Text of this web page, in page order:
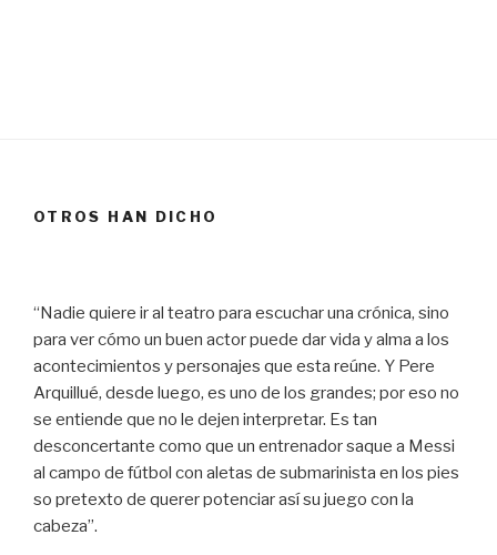
OTROS HAN DICHO
“Nadie quiere ir al teatro para escuchar una crónica, sino
para ver cómo un buen actor puede dar vida y alma a los
acontecimientos y personajes que esta reúne. Y Pere
Arquillué, desde luego, es uno de los grandes; por eso no
se entiende que no le dejen interpretar. Es tan
desconcertante como que un entrenador saque a Messi
al campo de fútbol con aletas de submarinista en los pies
so pretexto de querer potenciar así su juego con la
cabeza”.